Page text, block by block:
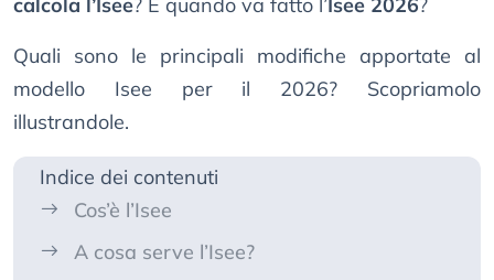
calcola l’Isee? E quando va fatto l’Isee 2026?
Quali sono le principali modifiche apportate al
modello Isee per il 2026? Scopriamolo
illustrandole.
Indice dei contenuti
Cos’è l’Isee
A cosa serve l’Isee?